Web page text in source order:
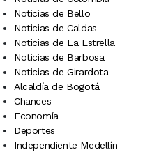
Noticias de Bello
Noticias de Caldas
Noticias de La Estrella
Noticias de Barbosa
Noticias de Girardota
Alcaldía de Bogotá
Chances
Economía
Deportes
Independiente Medellín